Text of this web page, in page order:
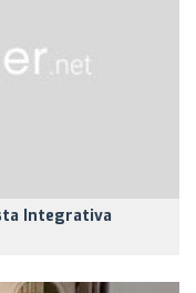
Integrativa